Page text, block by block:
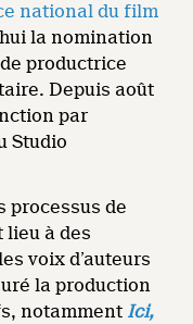
national du film
la nomination
productrice
Depuis août
par
Studio
processus de
lieu à des
voix d’auteurs
la production
notamment Ici,